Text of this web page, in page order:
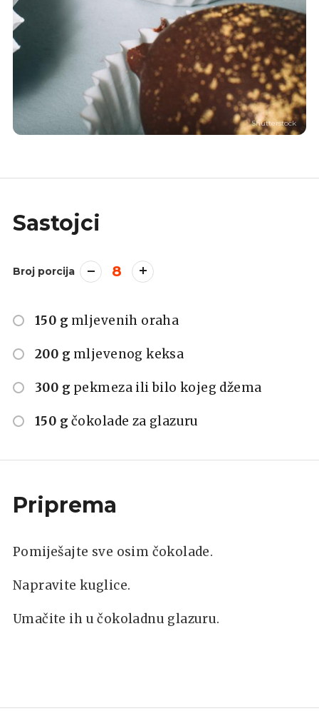
Shutterstock
Sastojci
Broj porcija 8
150 g mljevenih oraha
200 g mljevenog keksa
300 g pekmeza ili bilo kojeg džema
150 g čokolade za glazuru
Priprema
Pomiješajte sve osim čokolade.
Napravite kuglice.
Umačite ih u čokoladnu glazuru.